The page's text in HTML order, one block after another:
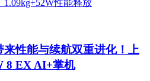
性能与续航双重进化！上
8 EX AI+掌机